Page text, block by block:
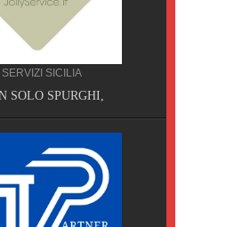
SERVIZI SICILIA
SOLO SPURGHI,